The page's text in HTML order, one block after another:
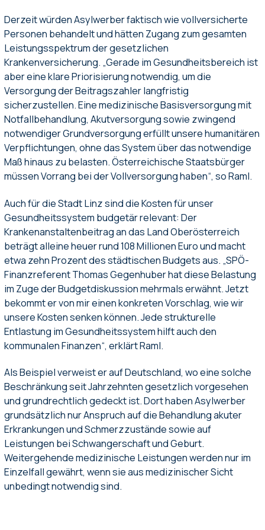
Derzeit würden Asylwerber faktisch wie vollversicherte
Personen behandelt und hätten Zugang zum gesamten
Leistungsspektrum der gesetzlichen
Krankenversicherung. „Gerade im Gesundheitsbereich ist
aber eine klare Priorisierung notwendig, um die
Versorgung der Beitragszahler langfristig
sicherzustellen. Eine medizinische Basisversorgung mit
Notfallbehandlung, Akutversorgung sowie zwingend
notwendiger Grundversorgung erfüllt unsere humanitären
Verpflichtungen, ohne das System über das notwendige
Maß hinaus zu belasten. Österreichische Staatsbürger
müssen Vorrang bei der Vollversorgung haben“, so Raml.
Auch für die Stadt Linz sind die Kosten für unser
Gesundheitssystem budgetär relevant: Der
Krankenanstaltenbeitrag an das Land Oberösterreich
beträgt alleine heuer rund 108 Millionen Euro und macht
etwa zehn Prozent des städtischen Budgets aus. „SPÖ-
Finanzreferent Thomas Gegenhuber hat diese Belastung
im Zuge der Budgetdiskussion mehrmals erwähnt. Jetzt
bekommt er von mir einen konkreten Vorschlag, wie wir
unsere Kosten senken können. Jede strukturelle
Entlastung im Gesundheitssystem hilft auch den
kommunalen Finanzen“, erklärt Raml.
Als Beispiel verweist er auf Deutschland, wo eine solche
Beschränkung seit Jahrzehnten gesetzlich vorgesehen
und grundrechtlich gedeckt ist. Dort haben Asylwerber
grundsätzlich nur Anspruch auf die Behandlung akuter
Erkrankungen und Schmerzzustände sowie auf
Leistungen bei Schwangerschaft und Geburt.
Weitergehende medizinische Leistungen werden nur im
Einzelfall gewährt, wenn sie aus medizinischer Sicht
unbedingt notwendig sind.